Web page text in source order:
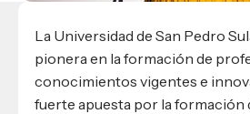
Manual Moddle
Normas Académicas
La Universidad de San Pedro
pionera en la formación de
conocimientos vigentes e
fuerte apuesta por la formación